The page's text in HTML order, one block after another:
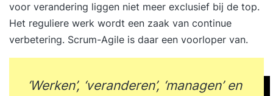
verandermanager, change agent, coach of
adviseur in verandertrajecten. Er zijn geen
specifieke certificaten nodig als voorkennis.
voor verandering liggen niet meer exclusief bij de top.
Het reguliere werk wordt een zaak van continue
verbetering. Scrum-Agile is daar een voorloper van.
‘Werken’, ‘veranderen’, ‘managen’ en